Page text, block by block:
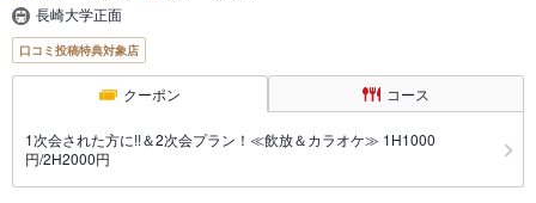
長崎大学正面
口コミ投稿特典対象店
クーポン コース
1次会された方に!!＆2次会プラン！≪飲放＆カラオケ≫ 1H1000
円/2H2000円